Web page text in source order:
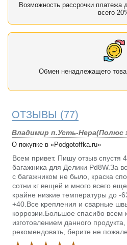
Возможность рассрочки платежа
всего
Обмен ненадлежащего
ОТЗЫВЫ (77)
Владимир п.Усть-Нера(Полюс
О покупке в «Podgotoffka.ru»
Всем привет. Пишу отзыв спустя
багажника для Делики Pd8W.За
с багажником не было, краска
сотни кг вещей и много всего
крайне низкие температуры до -
+40.Все крепления и сварные
коррозии.Большое спасибо всем
изготовлением данного продукта,
рекомендовать, берите не